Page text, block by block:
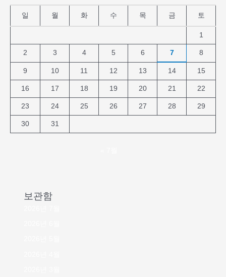
일 월 화 수 목 금 토
1
2 3 4 5 6 7 8
9 10 11 12 13 14 15
16 17 18 19 20 21 22
23 24 25 26 27 28 29
30 31
보관함